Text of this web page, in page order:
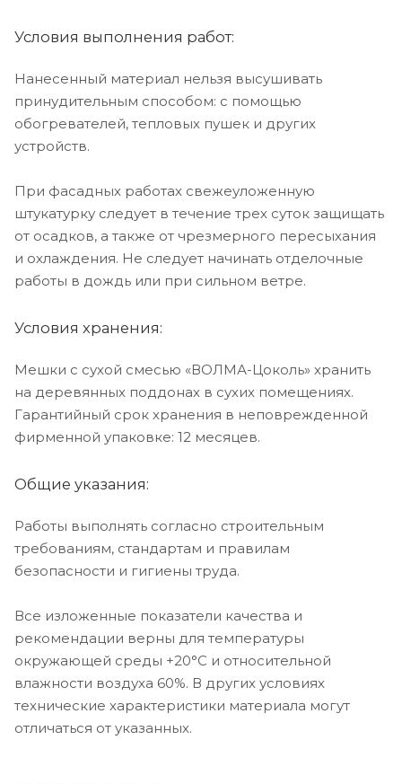
Условия выполнения работ:
Нанесенный материал нельзя высушивать
принудительным способом: с помощью
обогревателей, тепловых пушек и других
устройств.
При фасадных работах свежеуложенную
штукатурку следует в течение трех суток защищать
от осадков, а также от чрезмерного пересыхания
и охлаждения. Не следует начинать отделочные
работы в дождь или при сильном ветре.
Условия хранения:
Мешки с сухой смесью «ВОЛМА-Цоколь» хранить
на деревянных поддонах в сухих помещениях.
Гарантийный срок хранения в неповрежденной
фирменной упаковке: 12 месяцев.
Общие указания:
Работы выполнять согласно строительным
требованиям, стандартам и правилам
безопасности и гигиены труда.
Все изложенные показатели качества и
рекомендации верны для температуры
окружающей среды +20°C и относительной
влажности воздуха 60%. В других условиях
технические характеристики материала могут
отличаться от указанных.